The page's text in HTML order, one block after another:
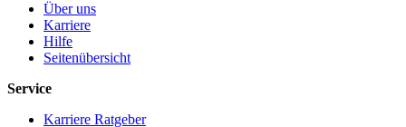
Über uns
Karriere
Hilfe
Seitenübersicht
Service
Karriere Ratgeber